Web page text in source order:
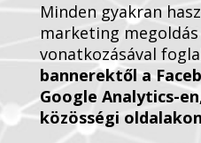
Minden gyakran
marketing
vonatkozásával
bannerektől a
Google Analytics-
közösségi